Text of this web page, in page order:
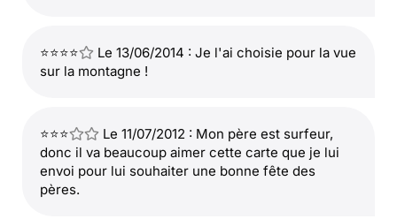
⭐⭐⭐⭐
Le 13/06/2014 : Je l'ai choisie pour la vue
sur la montagne !
⭐⭐⭐
Le 11/07/2012 : Mon père est surfeur,
donc il va beaucoup aimer cette carte que je lui
envoi pour lui souhaiter une bonne fête des
pères.